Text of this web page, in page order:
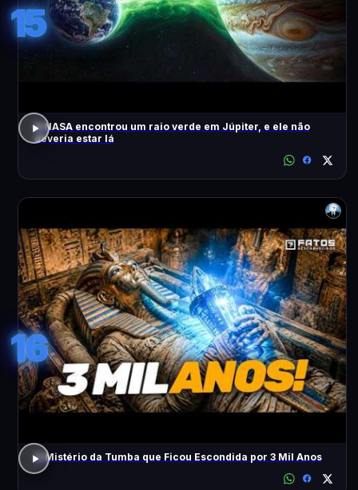
15
A NASA encontrou um raio verde em Júpiter, e ele não
deveria estar lá
16
O Mistério da Tumba que Ficou Escondida por 3 Mil Anos